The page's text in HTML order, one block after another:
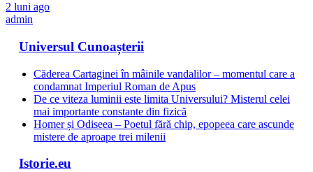
2 luni ago
admin
Universul Cunoașterii
Căderea Cartaginei în mâinile vandalilor – momentul care a
condamnat Imperiul Roman de Apus
De ce viteza luminii este limita Universului? Misterul celei
mai importante constante din fizică
Homer și Odiseea – Poetul fără chip, epopeea care ascunde
mistere de aproape trei milenii
Istorie.eu